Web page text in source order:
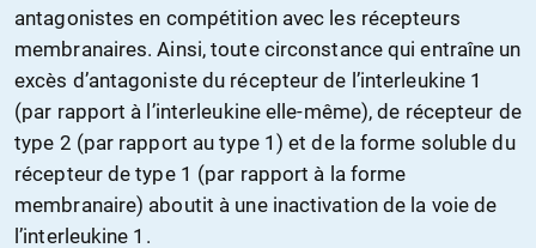
antagonistes en compétition avec les récepteurs
membranaires. Ainsi, toute circonstance qui entraîne un
excès d’antagoniste du récepteur de l’interleukine 1
(par rapport à l’interleukine elle-même), de récepteur de
type 2 (par rapport au type 1) et de la forme soluble du
récepteur de type 1 (par rapport à la forme
membranaire) aboutit à une inactivation de la voie de
l’interleukine 1.